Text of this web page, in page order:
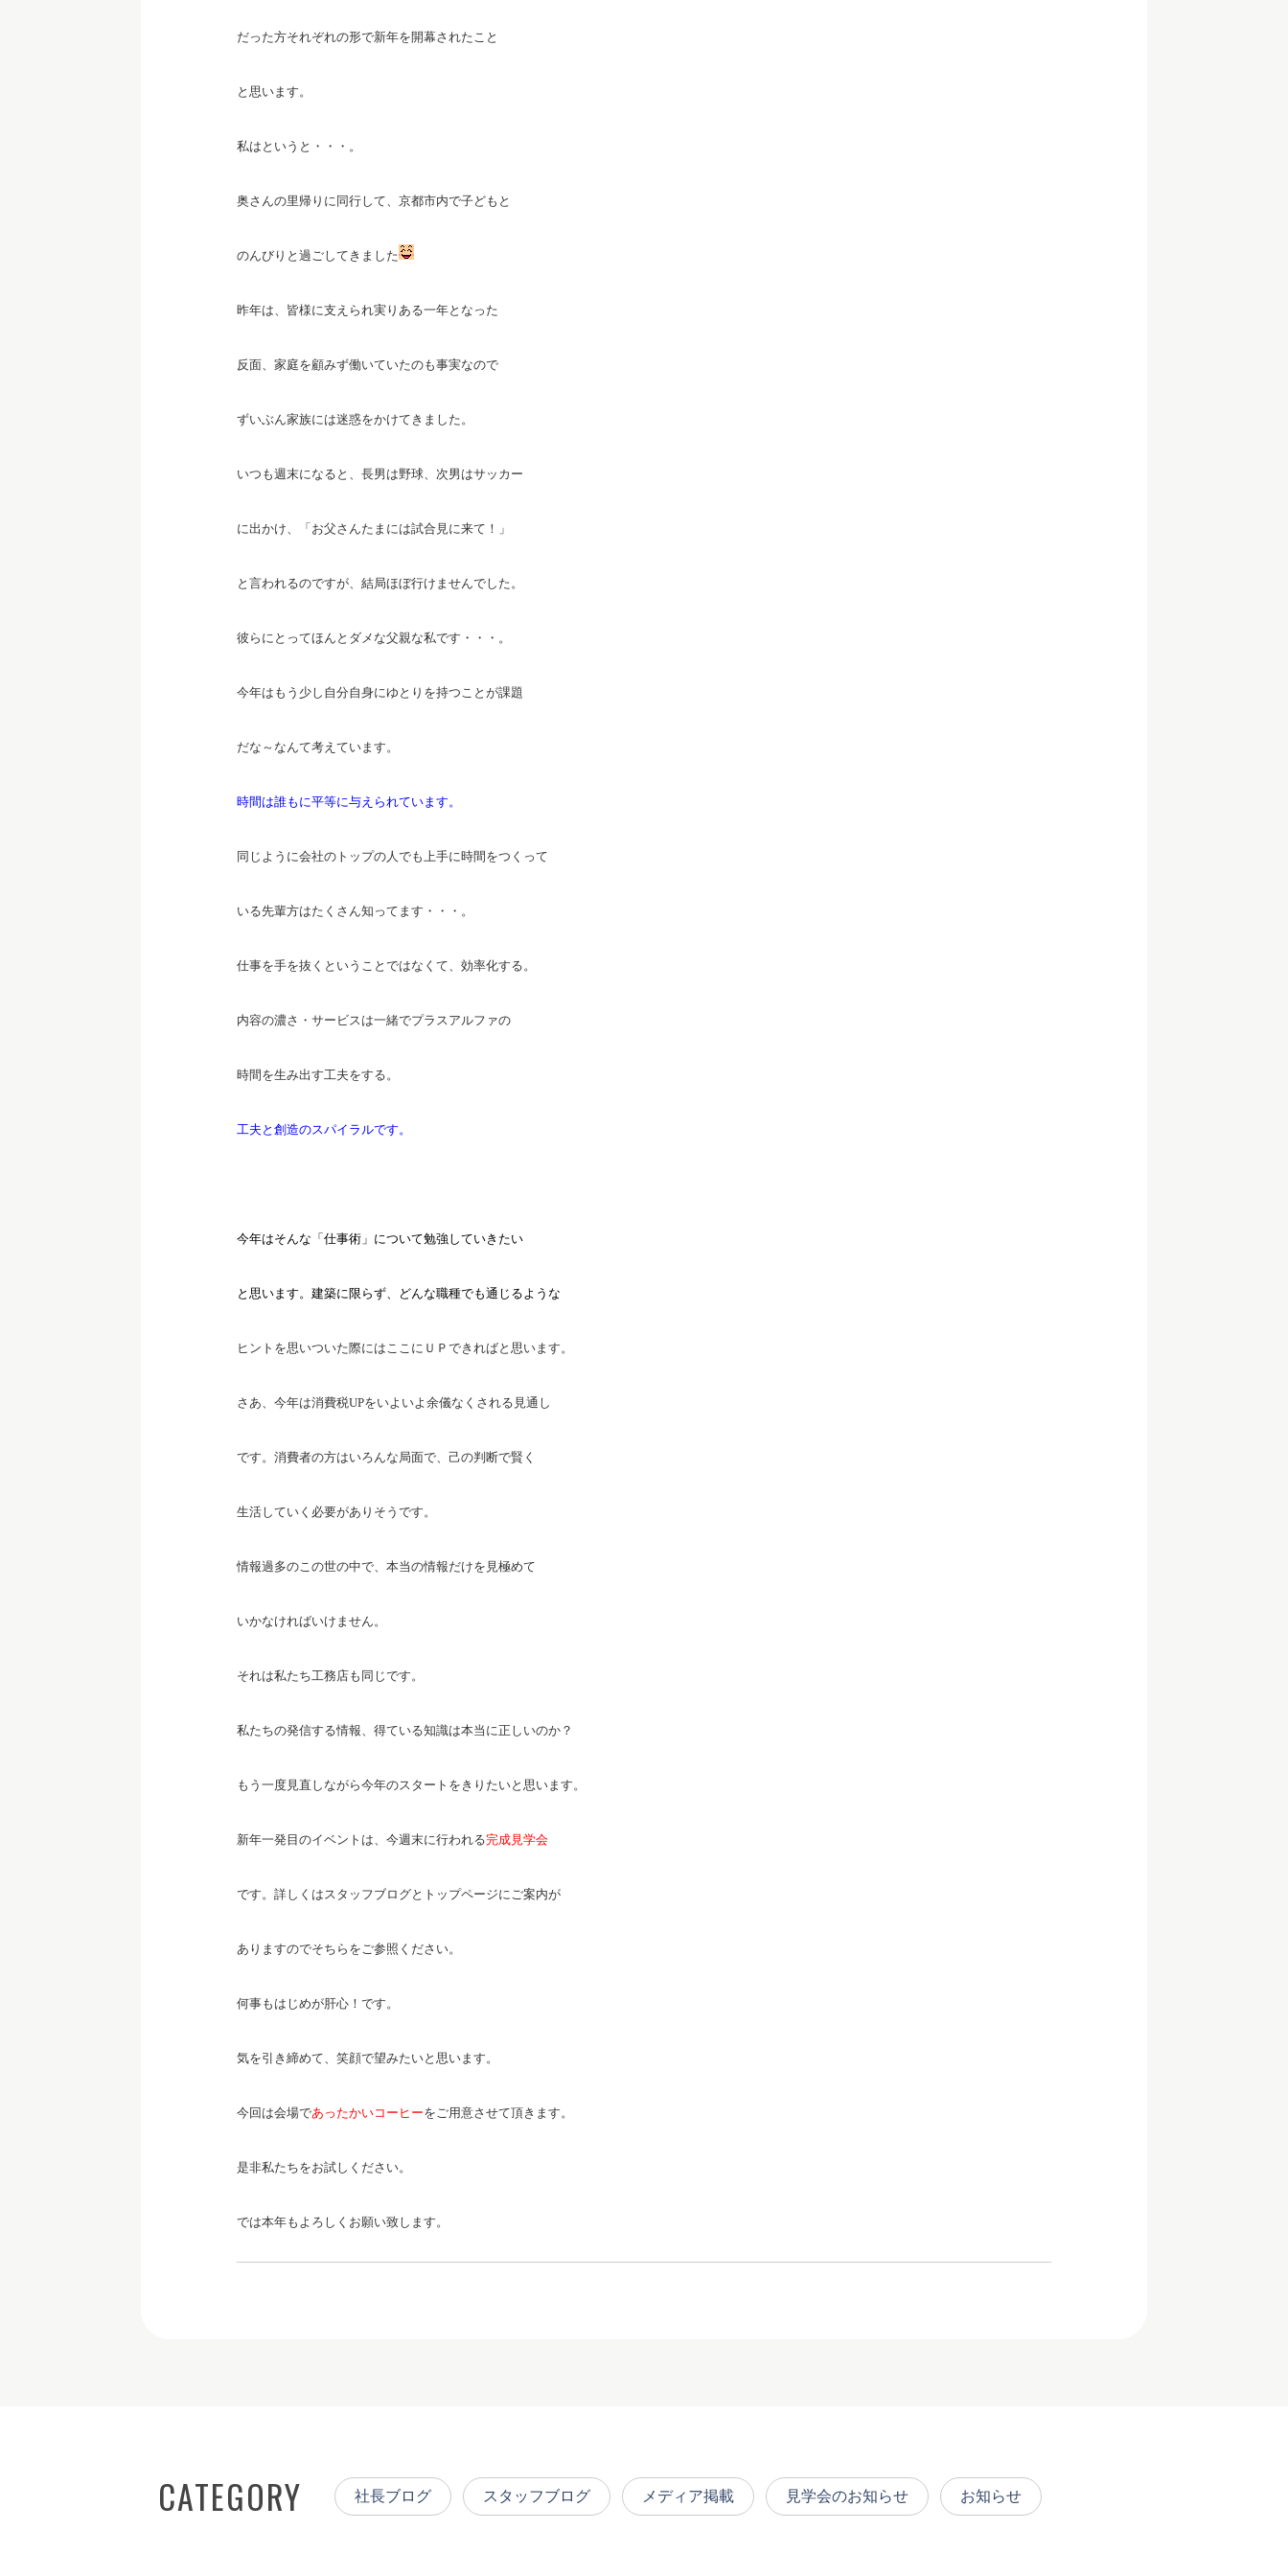
だった方それぞれの形で新年を開幕されたこと
と思います。
私はというと・・・。
奥さんの里帰りに同行して、京都市内で子どもと
のんびりと過ごしてきました
昨年は、皆様に支えられ実りある一年となった
反面、家庭を顧みず働いていたのも事実なので
ずいぶん家族には迷惑をかけてきました。
いつも週末になると、長男は野球、次男はサッカー
に出かけ、「お父さんたまには試合見に来て！」
と言われるのですが、結局ほぼ行けませんでした。
彼らにとってほんとダメな父親な私です・・・。
今年はもう少し自分自身にゆとりを持つことが課題
だな～なんて考えています。
時間は誰もに平等に与えられています。
同じように会社のトップの人でも上手に時間をつくって
いる先輩方はたくさん知ってます・・・。
仕事を手を抜くということではなくて、効率化する。
内容の濃さ・サービスは一緒でプラスアルファの
時間を生み出す工夫をする。
工夫と創造のスパイラルです。
今年はそんな「仕事術」について勉強していきたい
と思います。建築に限らず、どんな職種でも通じるような
ヒントを思いついた際にはここにＵＰできればと思います。
さあ、今年は消費税UPをいよいよ余儀なくされる見通し
です。消費者の方はいろんな局面で、己の判断で賢く
生活していく必要がありそうです。
情報過多のこの世の中で、本当の情報だけを見極めて
いかなければいけません。
それは私たち工務店も同じです。
私たちの発信する情報、得ている知識は本当に正しいのか？
もう一度見直しながら今年のスタートをきりたいと思います。
新年一発目のイベントは、今週末に行われる完成見学会
です。詳しくはスタッフブログとトップページにご案内が
ありますのでそちらをご参照ください。
何事もはじめが肝心！です。
気を引き締めて、笑顔で望みたいと思います。
今回は会場であったかいコーヒーをご用意させて頂きます。
是非私たちをお試しください。
では本年もよろしくお願い致します。
CATEGORY 社長ブログ スタッフブログ メディア掲載 見学会のお知らせ お知らせ